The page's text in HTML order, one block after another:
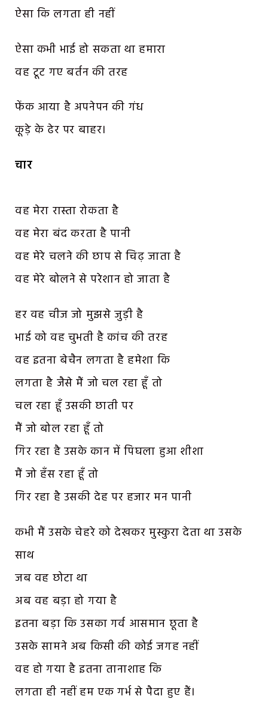
ऐसा कि लगता ही नहीं
ऐसा कभी भाई हो सकता था हमारा
वह टूट गए बर्तन की तरह
फेंक आया है अपनेपन की गंध
कूड़े के ढेर पर बाहर।
चार
वह मेरा रास्ता रोकता है
वह मेरा बंद करता है पानी
वह मेरे चलने की छाप से चिढ़ जाता है
वह मेरे बोलने से परेशान हो जाता है
हर वह चीज जो मुझसे जुड़ी है
भाई को वह चुभती है कांच की तरह
वह इतना बेचैन लगता है हमेशा कि
लगता है जैसे मैं जो चल रहा हूँ तो
चल रहा हूँ उसकी छाती पर
मैं जो बोल रहा हूँ तो
गिर रहा है उसके कान में पिघला हुआ शीशा
मैं जो हँस रहा हूँ तो
गिर रहा है उसकी देह पर हजार मन पानी
कभी मैं उसके चेहरे को देखकर मुस्कुरा देता था उसके
साथ
जब वह छोटा था
अब वह बड़ा हो गया है
इतना बड़ा कि उसका गर्व आसमान छूता है
उसके सामने अब किसी की कोई जगह नहीं
वह हो गया है इतना तानाशाह कि
लगता ही नहीं हम एक गर्भ से पैदा हुए हैं।